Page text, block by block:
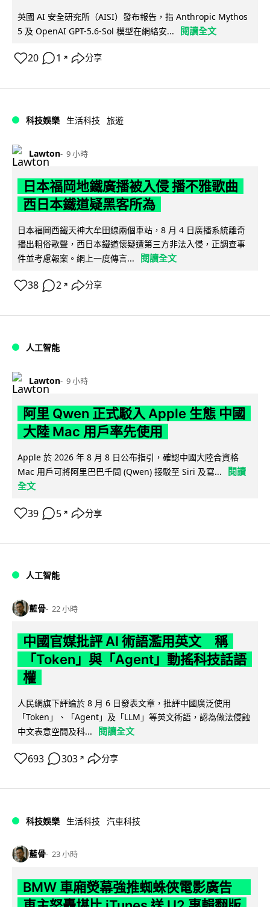
英國 AI 安全研究所（AISI）發布報告，指 Anthropic Mythos
5 及 OpenAI GPT-5.6-Sol 模型在網絡安...
閱讀全文
20 1 ↗ 分享
科技娛樂 生活科技 旅遊
Lawton 9 小時
日本福岡地鐵廣播被入侵 播不雅歌曲
西日本鐵道疑黑客所為
日本福岡西鐵天神大牟田線兩個車站，8 月 4 日廣播系統離奇
播出粗俗歌聲，西日本鐵道懷疑遭第三方非法入侵，正調查事
件並考慮報案。網上一度傳言...
閱讀全文
38 2 ↗ 分享
人工智能
Lawton 9 小時
阿里 Qwen 正式駁入 Apple 生態 中國
大陸 Mac 用戶率先使用
Apple 於 2026 年 8 月 8 日公布指引，確認中國大陸合資格
Mac 用戶可將阿里巴巴千問 (Qwen) 接駁至 Siri 及寫...
閱讀
全文
39 5 ↗ 分享
人工智能
藍骨 22 小時
中國官媒批評 AI 術語濫用英文 稱
「Token」與「Agent」動搖科技話語
權
人民網旗下評論於 8 月 6 日發表文章，批評中國廣泛使用
「Token」、「Agent」及「LLM」等英文術語，認為做法侵蝕
中文表意空間及科...
閱讀全文
693 303 ↗ 分享
科技娛樂 生活科技 汽車科技
藍骨 23 小時
BMW 車廂熒幕強推蜘蛛俠電影廣告